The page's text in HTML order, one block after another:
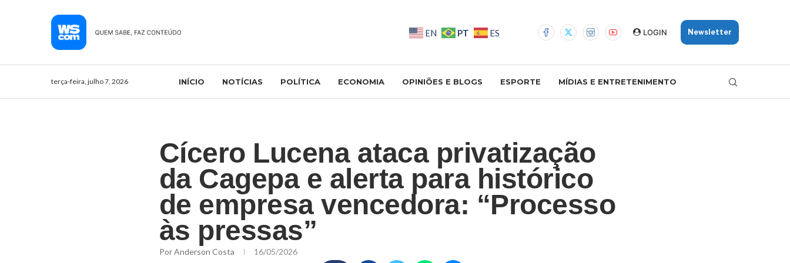
EN PT ES LOGIN Newsletter
terça-feira, julho 7, 2026 INÍCIO NOTÍCIAS POLÍTICA ECONOMIA OPINIÕES E BLOGS ESPORTE MÍDIAS E ENTRETENIMENTO
Cícero Lucena ataca privatização
da Cagepa e alerta para histórico
de empresa vencedora: “Processo
às pressas”
PorAnderson Costa 16/05/2026